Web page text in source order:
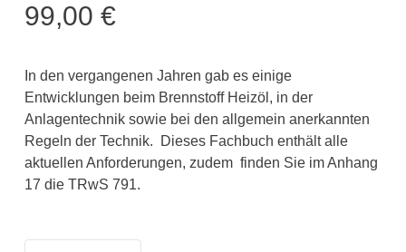
99,00 €
In den vergangenen Jahren gab es einige
Entwicklungen beim Brennstoff Heizöl, in der
Anlagentechnik sowie bei den allgemein anerkannten
Regeln der Technik. Dieses Fachbuch enthält alle
aktuellen Anforderungen, zudem finden Sie im Anhang
17 die TRwS 791.